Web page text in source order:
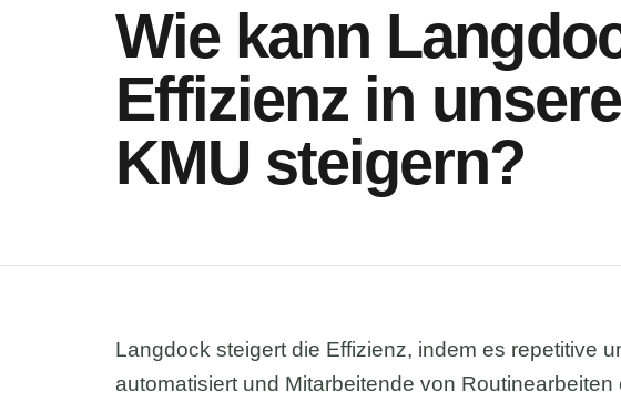
Wie kann
Effizienz in
KMU steigern?
Langdock steigert die Effizienz, indem es repetitive
automatisiert und Mitarbeitende von